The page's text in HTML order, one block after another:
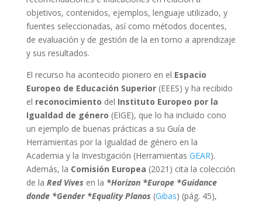
objetivos, contenidos, ejemplos, lenguaje utilizado, y
fuentes seleccionadas, así como métodos docentes,
de evaluación y de gestión de la en torno a aprendizaje
y sus resultados.
El recurso ha acontecido pionero en el Espacio
Europeo de Educación Superior (EEES) y ha recibido
el reconocimiento del Instituto Europeo por la
Igualdad de género (EIGE), que lo ha incluido cono
un ejemplo de buenas prácticas a su Guía de
Herramientas por la Igualdad de género en la
Academia y la Investigación (Herramientas GEAR).
Además, la Comisión Europea (2021) cita la colección
de la Red Vives en la *Horizon *Europe *Guidance
donde *Gender *Equality Planos (Gibas) (pág. 45),